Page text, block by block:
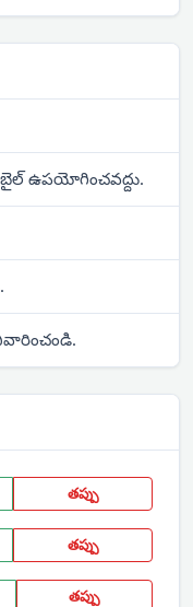
ఉపయోగించవద్దు.
తప్పు
తప్పు
తప్పు